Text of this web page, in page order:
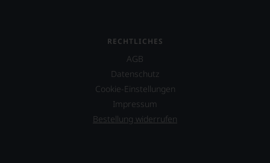
RECHTLICHES
AGB
Datenschutz
Cookie-Einstellungen
Impressum
Bestellung widerrufen